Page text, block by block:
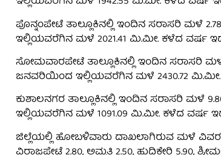
ಪೊನ್ನಂಪೇಟೆ ತಾಲ್ಲೂಕಿನಲ್ಲಿ ಇಂದಿನ ಸರಾಸರಿ
ಇಲ್ಲಿಯವರೆಗಿನ ಮಳೆ 2021.41 ಮಿ.ಮೀ. ಕಳೆದ ವರ್ಷ
ಸೋಮವಾರಪೇಟೆ ತಾಲ್ಲೂಕಿನಲ್ಲಿ ಇಂದಿನ ಸರಾಸರಿ
ಜನವರಿಯಿಂದ ಇಲ್ಲಿಯವರೆಗಿನ ಮಳೆ 2430.72
ಕುಶಾಲನಗರ ತಾಲ್ಲೂಕಿನಲ್ಲಿ ಇಂದಿನ ಸರಾಸರಿ
ಇಲ್ಲಿಯವರೆಗಿನ ಮಳೆ 1091.09 ಮಿ.ಮೀ. ಕಳೆದ ವರ್ಷ
ಜಿಲ್ಲೆಯಲ್ಲಿ ಹೋಬಳಿವಾರು ದಾಖಲಾಗಿರುವ ಮಳೆ